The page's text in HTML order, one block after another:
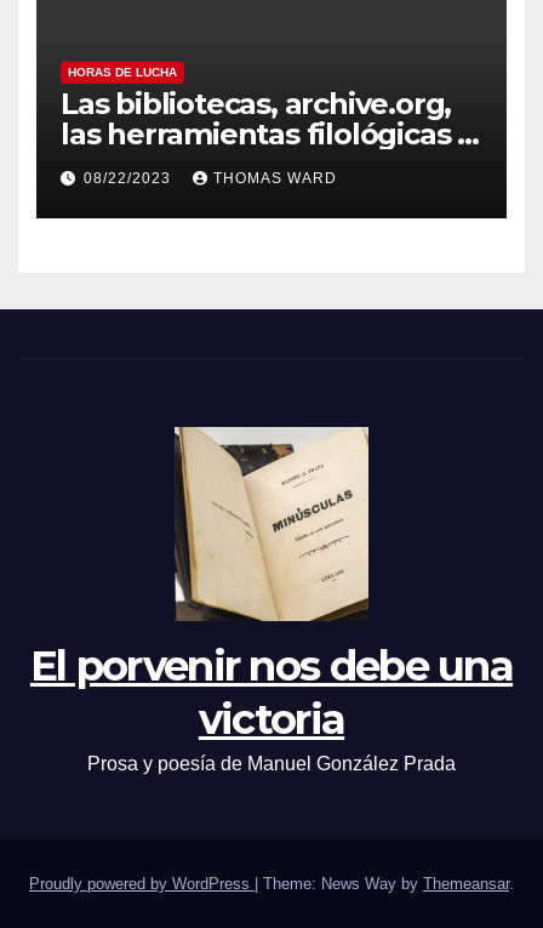
HORAS DE LUCHA
Las bibliotecas, archive.org,
las herramientas filológicas y
Horas de lucha
08/22/2023 THOMAS WARD
El porvenir nos debe una
victoria
Prosa y poesía de Manuel González Prada
Proudly powered by WordPress Theme: News Way by Themeansar.